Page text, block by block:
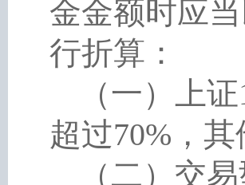
金金额时应
行折算：
（一）上证
超过70%，
（二）交